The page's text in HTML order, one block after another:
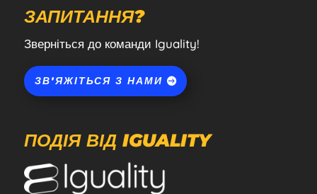
ЗАПИТАННЯ?
Зверніться до команди Iguality!
ЗВ'ЯЖІТЬСЯ З НАМИ
ПОДІЯ ВІД IGUALITY